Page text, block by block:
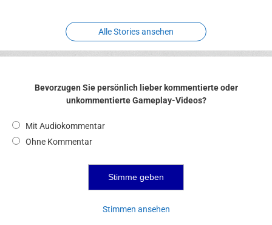
Alle Stories ansehen
Bevorzugen Sie persönlich lieber kommentierte oder
unkommentierte Gameplay-Videos?
Mit Audiokommentar
Ohne Kommentar
Stimmen ansehen